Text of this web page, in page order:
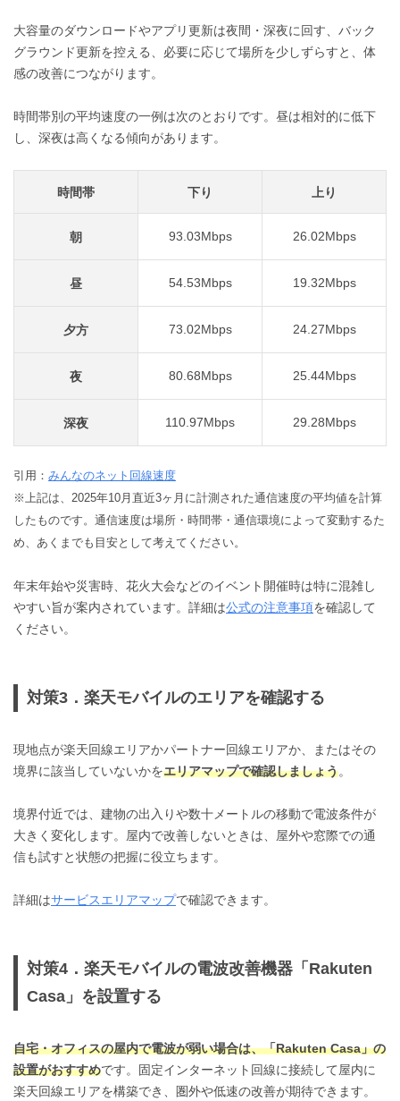
大容量のダウンロードやアプリ更新は夜間・深夜に回す、バック
グラウンド更新を控える、必要に応じて場所を少しずらすと、体
感の改善につながります。
時間帯別の平均速度の一例は次のとおりです。昼は相対的に低下
し、深夜は高くなる傾向があります。
時間帯 下り 上り
朝 93.03Mbps 26.02Mbps
昼 54.53Mbps 19.32Mbps
夕方 73.02Mbps 24.27Mbps
夜 80.68Mbps 25.44Mbps
深夜 110.97Mbps 29.28Mbps
引用： みんなのネット回線速度
※上記は、2025年10月直近3ヶ月に計測された通信速度の平均値を計算
したものです。通信速度は場所・時間帯・通信環境によって変動するた
め、あくまでも目安として考えてください。
年末年始や災害時、花火大会などのイベント開催時は特に混雑し
やすい旨が案内されています。詳細は公式の注意事項を確認して
ください。
対策3．楽天モバイルのエリアを確認する
現地点が楽天回線エリアかパートナー回線エリアか、またはその
境界に該当していないかをエリアマップで確認しましょう。
境界付近では、建物の出入りや数十メートルの移動で電波条件が
大きく変化します。屋内で改善しないときは、屋外や窓際での通
信も試すと状態の把握に役立ちます。
詳細はサービスエリアマップで確認できます。
対策4．楽天モバイルの電波改善機器「Rakuten
Casa」を設置する
自宅・オフィスの屋内で電波が弱い場合は、「Rakuten Casa」の
設置がおすすめです。固定インターネット回線に接続して屋内に
楽天回線エリアを構築でき、圏外や低速の改善が期待できます。